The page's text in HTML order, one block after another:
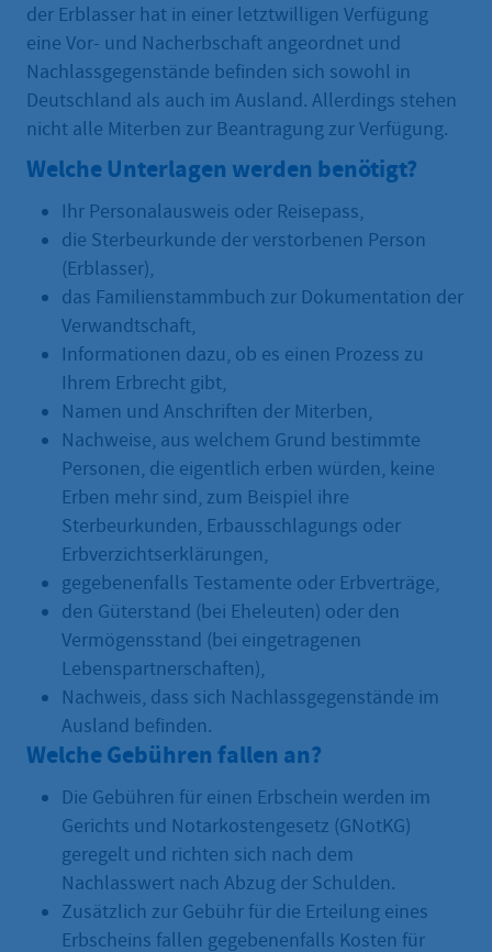
der Erblasser hat in einer letztwilligen Verfügung
eine Vor- und Nacherbschaft angeordnet und
Nachlassgegenstände befinden sich sowohl in
Deutschland als auch im Ausland. Allerdings stehen
nicht alle Miterben zur Beantragung zur Verfügung.
Welche Unterlagen werden benötigt?
Ihr Personalausweis oder Reisepass,
die Sterbeurkunde der verstorbenen Person
(Erblasser),
das Familienstammbuch zur Dokumentation der
Verwandtschaft,
Informationen dazu, ob es einen Prozess zu
Ihrem Erbrecht gibt,
Namen und Anschriften der Miterben,
Nachweise, aus welchem Grund bestimmte
Personen, die eigentlich erben würden, keine
Erben mehr sind, zum Beispiel ihre
Sterbeurkunden, Erbausschlagungs oder
Erbverzichtserklärungen,
gegebenenfalls Testamente oder Erbverträge,
den Güterstand (bei Eheleuten) oder den
Vermögensstand (bei eingetragenen
Lebenspartnerschaften),
Nachweis, dass sich Nachlassgegenstände im
Ausland befinden.
Welche Gebühren fallen an?
Die Gebühren für einen Erbschein werden im
Gerichts und Notarkostengesetz (GNotKG)
geregelt und richten sich nach dem
Nachlasswert nach Abzug der Schulden.
Zusätzlich zur Gebühr für die Erteilung eines
Erbscheins fallen gegebenenfalls Kosten für